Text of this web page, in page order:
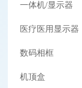
一体机/显示器
医疗医用显示器
数码相框
机顶盒